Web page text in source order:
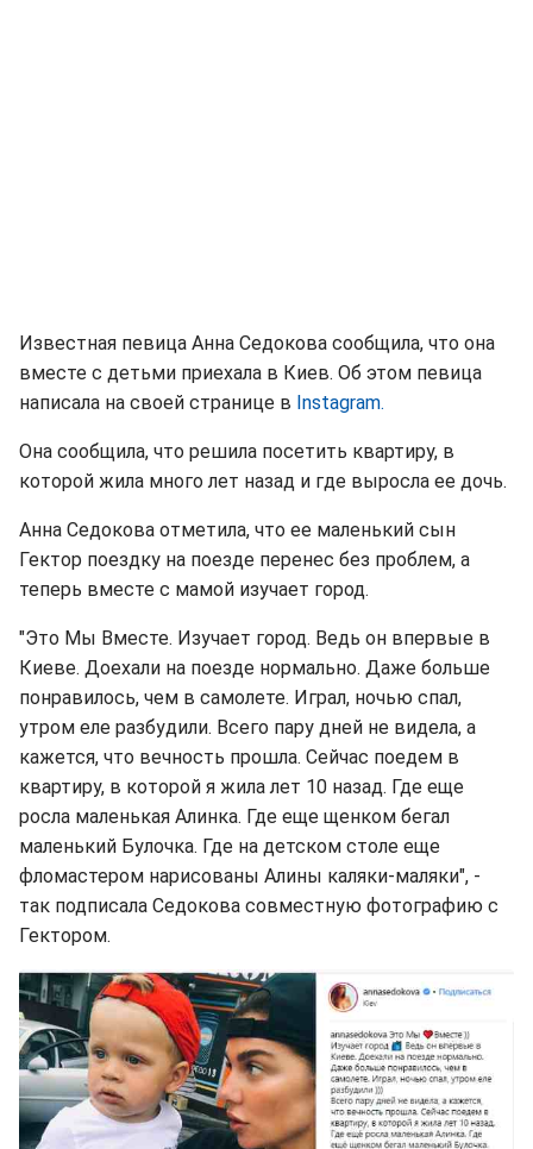
Известная певица Анна Седокова сообщила, что она
вместе с детьми приехала в Киев. Об этом певица
написала на своей странице в Instagram.
Она сообщила, что решила посетить квартиру, в
которой жила много лет назад и где выросла ее дочь.
Анна Седокова отметила, что ее маленький сын
Гектор поездку на поезде перенес без проблем, а
теперь вместе с мамой изучает город.
"Это Мы Вместе. Изучает город. Ведь он впервые в
Киеве. Доехали на поезде нормально. Даже больше
понравилось, чем в самолете. Играл, ночью спал,
утром еле разбудили. Всего пару дней не видела, а
кажется, что вечность прошла. Сейчас поедем в
квартиру, в которой я жила лет 10 назад. Где еще
росла маленькая Алинка. Где еще щенком бегал
маленький Булочка. Где на детском столе еще
фломастером нарисованы Алины каляки-маляки", -
так подписала Седокова совместную фотографию с
Гектором.